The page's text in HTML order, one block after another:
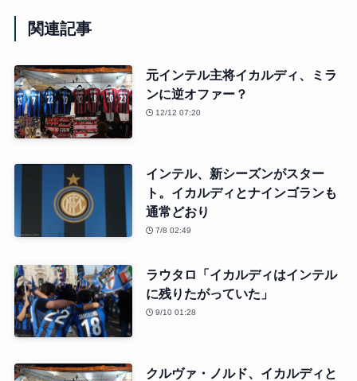
関連記事
元インテル主将イカルディ、ミラ
ンに逆オファー？
12/12 07:20
インテル、新シーズンがスター
ト。イカルディとナインゴランも
通常どおり
7/8 02:49
ラウタロ「イカルディはインテル
に残りたがっていた」
9/10 01:28
クルヴァ・ノルド、イカルディと